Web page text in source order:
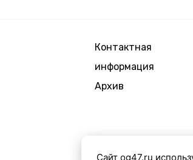
Контактная
информация
Архив
Сайт og47.ru